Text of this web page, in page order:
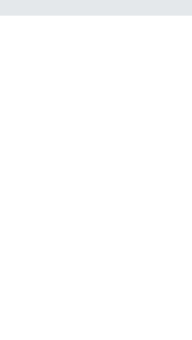
是如何构...